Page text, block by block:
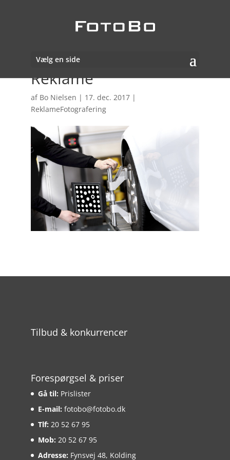
Vælg en side
Reklame
af Bo Nielsen | 17. dec. 2017|
ReklameFotografering
Tilbud & konkurrencer
Forespørgsel & priser
Gå til: Prislister
E-mail: fotobo@fotobo.dk
Tlf: 20 52 67 95
Mob: 20 52 67 95
Adresse: Fynsvej 48, Kolding